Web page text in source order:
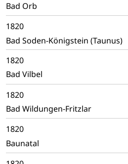
Bad Orb
1820
Bad Soden-Königstein (Taunus)
1820
Bad Vilbel
1820
Bad Wildungen-Fritzlar
1820
Baunatal